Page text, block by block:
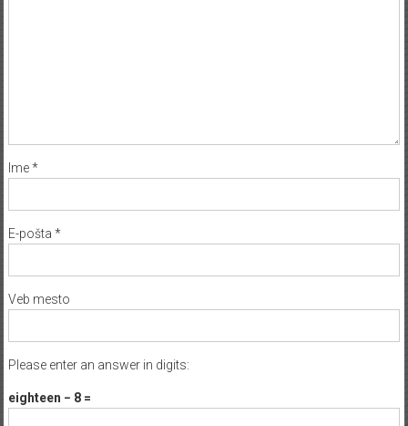
Ime*
E-pošta *
Veb mesto
Please enter an answer in digits:
eighteen − 8 =